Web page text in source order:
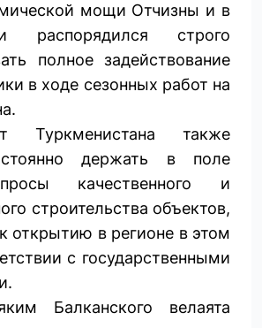
мощи Отчизны и в
распорядился строго
полное задействование
в ходе сезонных работ на
Туркменистана также
держать в поле
качественного и
строительства объектов,
открытию в регионе в этом
с государственными
Балканского велаята